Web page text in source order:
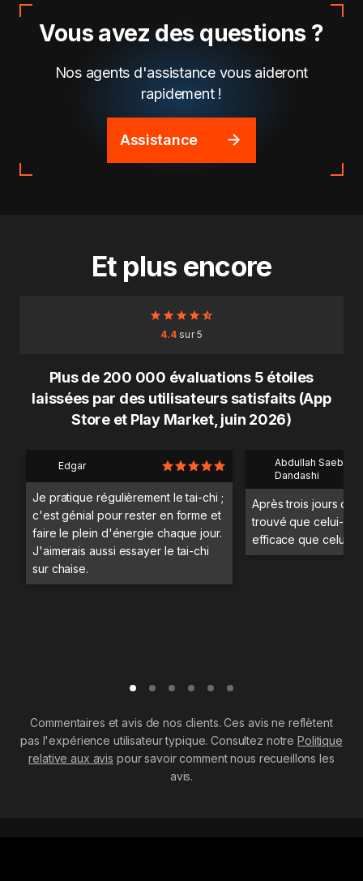
Vous avez des questions ?
Nos agents d'assistance vous aideront
rapidement !
Assistance
Et plus encore
4.4 sur 5
Plus de 200 000 évaluations 5 étoiles
laissées par des utilisateurs satisfaits (App
Store et Play Market, juin 2026)
Edgar
Je pratique régulièrement le tai-chi ;
c'est génial pour rester en forme et
faire le plein d'énergie chaque jour.
J'aimerais aussi essayer le tai-chi
sur chaise.
Abdullah Saeb Al
Dandashi
Après trois jours
trouvé que celui-ci
efficace que celui
Commentaires et avis de nos clients. Ces avis ne reflètent
pas l'expérience utilisateur typique. Consultez notrePolitique
relative aux avis pour savoir comment nous recueillons les
avis.